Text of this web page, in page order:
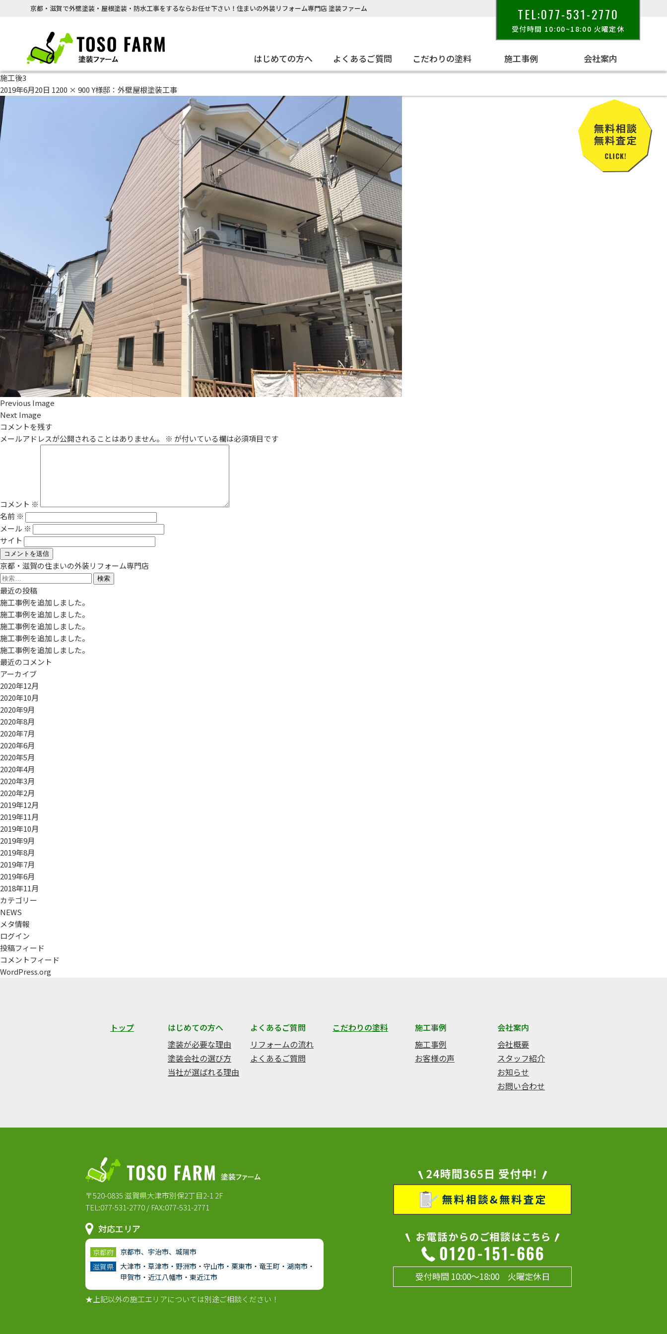
京都・滋賀で外壁塗装・屋根塗装・防水工事をするならお任せ下さい！住まいの外装リフォーム専門店 塗装ファーム TEL:077-531-2770
受付時間 10:00~18:00 火曜定休
はじめての方へ よくあるご質問 こだわりの塗料 施工事例 会社案内
施工後3
2019年6月20日 1200 × 900Y様邸：外壁屋根塗装工事
Previous Image
Next Image
コメントを残す
メールアドレスが公開されることはありません。
※ が付いている欄は必須項目です
コメント ※
名前 ※
メール ※
サイト
京都・滋賀の住まいの外装リフォーム専門店
検
索:
最近の投稿
施工事例を追加しました。
施工事例を追加しました。
施工事例を追加しました。
施工事例を追加しました。
施工事例を追加しました。
最近のコメント
アーカイブ
2020年12月
2020年10月
2020年9月
2020年8月
2020年7月
2020年6月
2020年5月
2020年4月
2020年3月
2020年2月
2019年12月
2019年11月
2019年10月
2019年9月
2019年8月
2019年7月
2019年6月
2018年11月
カテゴリー
NEWS
メタ情報
ログイン
投稿フィード
コメントフィード
WordPress.org
トップ
はじめての方へ
塗装が必要な理由
塗装会社の選び方
当社が選ばれる理由
よくあるご質問
リフォームの流れ
よくあるご質問
こだわりの塗料
施工事例
施工事例
お客様の声
会社案内
会社概要
スタッフ紹介
お知らせ
お問い合わせ
〒520-0835 滋賀県大津市別保2丁目2-1 2F
TEL:077-531-2770 / FAX:077-531-2771
対応エリア
京都府
京都市、宇治市、城陽市
滋賀県
大津市・草津市・野洲市・守山市・栗東市・竜王町・湖南市・
甲賀市・近江八幡市・東近江市
★上記以外の施工エリアについては別途ご相談ください！
受付時間 10:00～18:00 火曜定休日